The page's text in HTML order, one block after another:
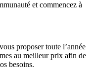
et commencez à
proposer toute l’année
au meilleur prix afin de
besoins.